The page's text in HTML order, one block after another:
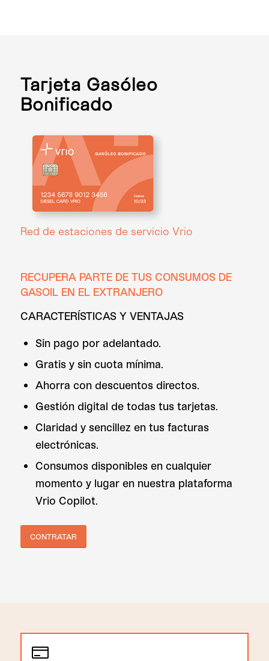
Tarjeta Gasóleo
Bonificado
Red de estaciones de servicio Vrio
RECUPERA PARTE DE TUS CONSUMOS DE
GASOIL EN EL EXTRANJERO
CARACTERÍSTICAS Y VENTAJAS
Sin pago por adelantado.
Gratis y sin cuota mínima.
Ahorra con descuentos directos.
Gestión digital de todas tus tarjetas.
Claridad y sencillez en tus facturas
electrónicas.
Consumos disponibles en cualquier
momento y lugar en nuestra plataforma
Vrio Copilot.
CONTRATAR